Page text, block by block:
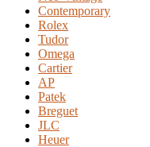
Contemporary
Rolex
Tudor
Omega
Cartier
AP
Patek
Breguet
JLC
Heuer